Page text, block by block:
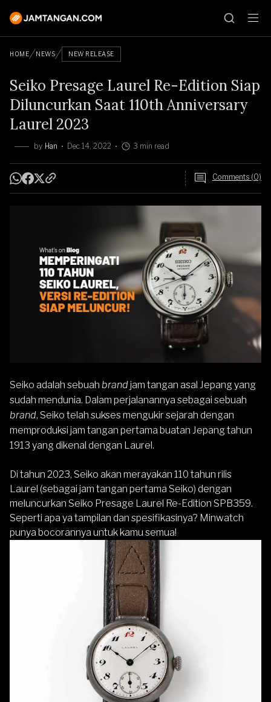
HOME NEWS NEW RELEASE
Seiko Presage Laurel Re-Edition Siap
Diluncurkan Saat 110th Anniversary
Laurel 2023
by Han Dec 14, 2022 3 min read
Comments (0)
Seiko adalah sebuah brandjam tangan asal Jepang yang
sudah mendunia. Dalam perjalanannya sebagai sebuah
brand, Seiko telah sukses mengukir sejarah dengan
memproduksi jam tangan pertama buatan Jepang tahun
1913 yang dikenal dengan Laurel.
Di tahun 2023, Seiko akan merayakan 110 tahun rilis
Laurel (sebagai jam tangan pertama Seiko) dengan
meluncurkan Seiko Presage Laurel Re-Edition SPB359.
Seperti apa ya tampilan dan spesifikasinya? Minwatch
punya bocorannya untuk kamu semua!